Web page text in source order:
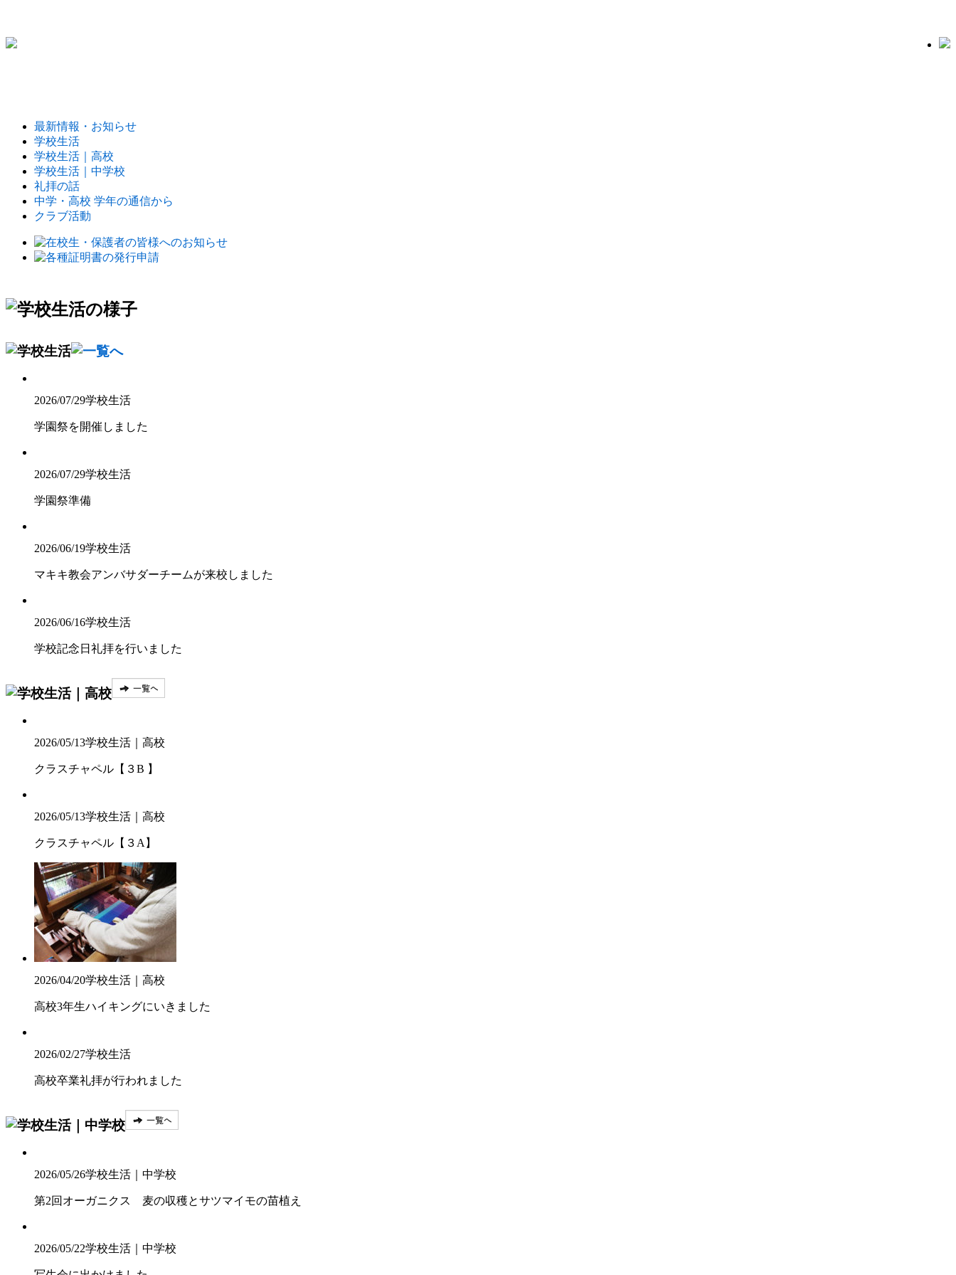
最新情報・お知らせ
学校生活
学校生活｜高校
学校生活｜中学校
礼拝の話
中学・高校 学年の通信から
クラブ活動
2026/07/29学校生活
学園祭を開催しました
2026/07/29学校生活
学園祭準備
2026/06/19学校生活
マキキ教会アンバサダーチームが来校しました
2026/06/16学校生活
学校記念日礼拝を行いました
2026/05/13学校生活｜高校
クラスチャペル【３B 】
2026/05/13学校生活｜高校
クラスチャペル【３A】
2026/04/20学校生活｜高校
高校3年生ハイキングにいきました
2026/02/27学校生活
高校卒業礼拝が行われました
2026/05/26学校生活｜中学校
第2回オーガニクス 麦の収穫とサツマイモの苗植え
2026/05/22学校生活｜中学校